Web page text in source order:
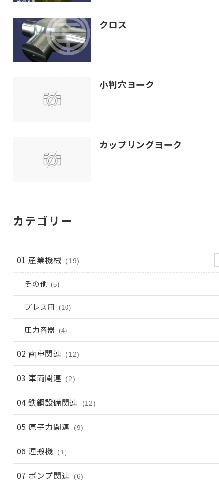
クロス
小判穴ヨーク
カップリングヨーク
カテゴリー
01 産業機械 (19)
その他 (5)
プレス用 (10)
圧力容器 (4)
02 歯車関連 (12)
03 車両関連 (2)
04 鉄鋼設備関連 (12)
05 原子力関連 (9)
06 運搬機 (1)
07 ポンプ関連 (6)